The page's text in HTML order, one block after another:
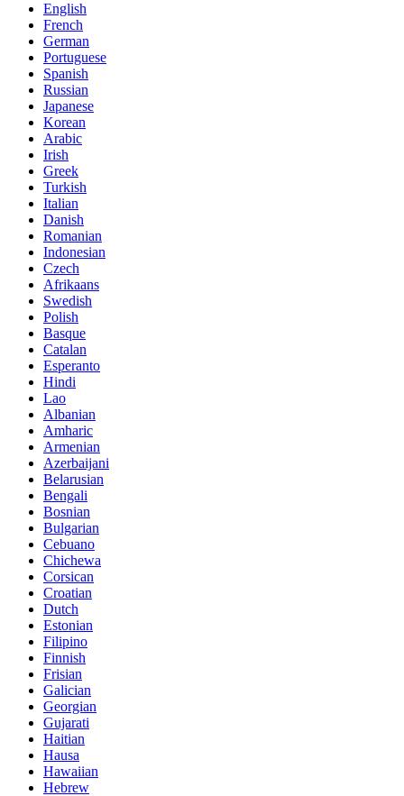
English
French
German
Portuguese
Spanish
Russian
Japanese
Korean
Arabic
Irish
Greek
Turkish
Italian
Danish
Romanian
Indonesian
Czech
Afrikaans
Swedish
Polish
Basque
Catalan
Esperanto
Hindi
Lao
Albanian
Amharic
Armenian
Azerbaijani
Belarusian
Bengali
Bosnian
Bulgarian
Cebuano
Chichewa
Corsican
Croatian
Dutch
Estonian
Filipino
Finnish
Frisian
Galician
Georgian
Gujarati
Haitian
Hausa
Hawaiian
Hebrew